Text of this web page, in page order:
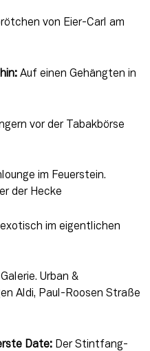
von Eier-Carl am
Auf einen Gehängten in
vor der Tabakbörse
im Feuerstein.
der Hecke
im eigentlichen
Urban &
Aldi, Paul-Roosen Straße
Date: Der Stintfang-